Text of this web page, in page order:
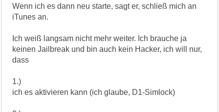
Wenn ich es dann neu starte, sagt er, schließ mich an
iTunes an.
Ich weiß langsam nicht mehr weiter. Ich brauche ja
keinen Jailbreak und bin auch kein Hacker, ich will nur,
dass
1.)
ich es aktivieren kann (ich glaube, D1-Simlock)